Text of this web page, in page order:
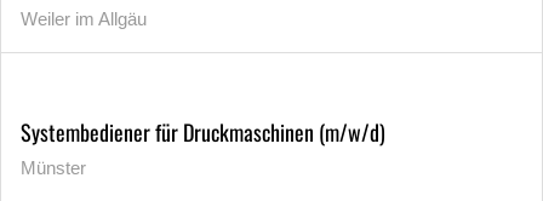
Weiler im Allgäu
Systembediener für Druckmaschinen (m/w/d)
Münster